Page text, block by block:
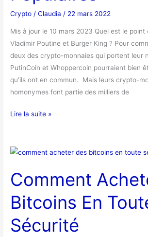
Crypto /Claudia / 22 mars 2022
Mis à jour le 10 mars 2023 Quel est le point
Vladimir Poutine et Burger King ? Pour
deux des crypto-monnaies qui portent leur
PutinCoin et Whoppercoin pourraient bien
qu’ils ont en commun. Mais leurs crypto-
homonymes font partie des milliers de
Populaires
Lire la suite »
Comment
Bitcoins En
Sécurité
Comment
Des
Bitcoins
En
Sécurité